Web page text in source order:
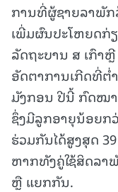
ການທີ່ຜູ້ຊາຍລາພັ
ເພີ່ມຜົນປະໂຫຍດກ່
ລັດຖະບານ ສ ເກົາ
ອັດຕາການເກີດທີ່ຕໍ່
ມັງກອນ ປີນີ້ ກົດໝາ
ຊຶ່ງມີລູກອາຍຸນ້ອຍກ
ຮ່ວມກັນໄດ້ສູງສຸດ
ຫາກທັງຄູ່ໃຊ້ສິດລາ
ຫຼື ແຍກກັນ.